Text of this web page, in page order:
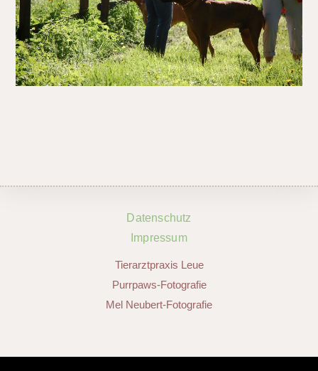
Datenschutz
Impressum
Tierarztpraxis Leue
Purrpaws-Fotografie
Mel Neubert-Fotografie